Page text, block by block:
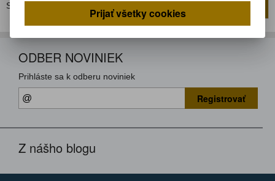
Strana
ODBER NOVINIEK
Prihláste sa k odberu noviniek
Registrovať
Z nášho blogu
Prijať všetky cookies